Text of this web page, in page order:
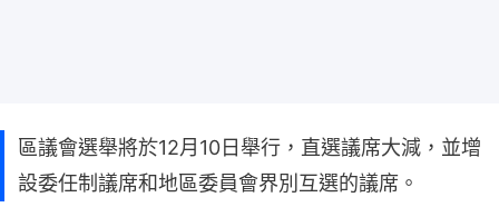
區議會選舉將於12月10日舉行，直選議席大減，並增
設委任制議席和地區委員會界別互選的議席。